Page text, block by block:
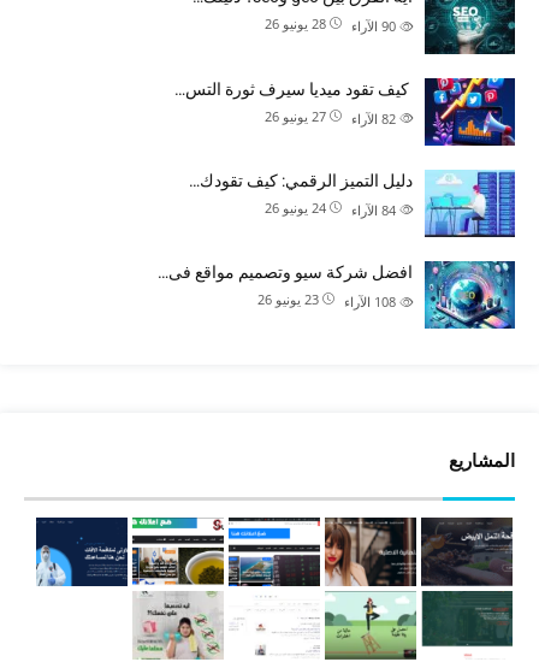
28 يونيو 26 الآراء
كيف تقود ميديا سيرف ثورة التس…
27 يونيو 26 الآراء
دليل التميز الرقمي: كيف تقودك…
24 يونيو 26 الآراء
افضل شركة سيو وتصميم مواقع فى…
23 يونيو 26 الآراء
المشاريع